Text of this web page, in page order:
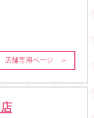
店舗専用ページ ＞